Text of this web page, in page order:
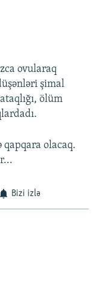
ovularaq
şimal
ölüm
qapqara olacaq.
Bizi izlə